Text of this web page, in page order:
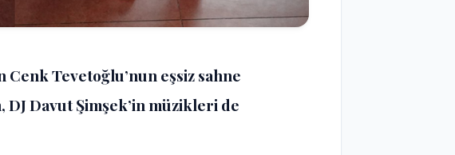
Tevetoğlu’nun eşsiz sahne
Davut Şimşek’in müzikleri de